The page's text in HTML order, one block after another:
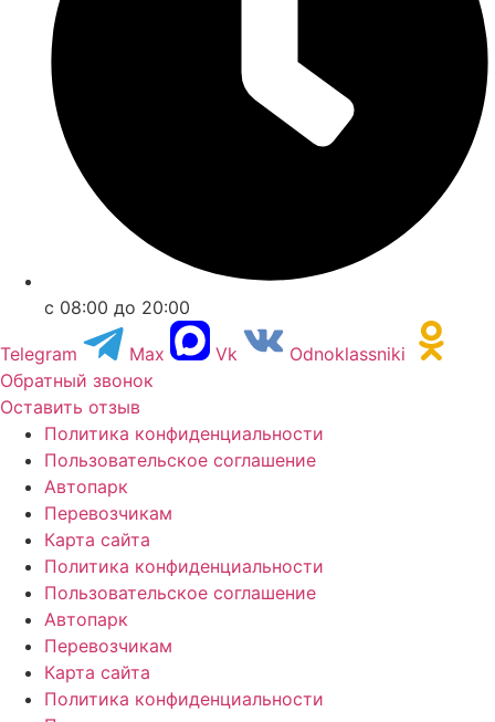
с 08:00 до 20:00
Telegram Max Vk
Odnoklassniki
Обратный звонок
Оставить отзыв
Политика конфиденциальности
Пользовательское соглашение
Автопарк
Перевозчикам
Карта сайта
Политика конфиденциальности
Пользовательское соглашение
Автопарк
Перевозчикам
Карта сайта
Политика конфиденциальности